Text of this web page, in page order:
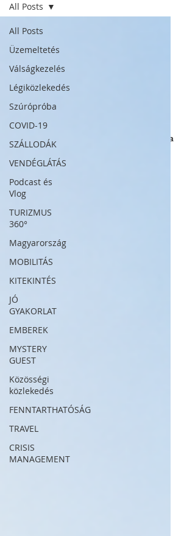
A turizmus, a szállodaipar, a mobilitás és a
vendéglátás szakértői szemmel.
All Posts
Üzemeltetés
Válságkezelés
Légiközlekedés
Szúrópróba
COVID-19
SZÁLLODÁK
VENDÉGLÁTÁS
Podcast és
Vlog
TURIZMUS
360°
Magyarország
MOBILITÁS
KITEKINTÉS
JÓ
GYAKORLAT
EMBEREK
MYSTERY
GUEST
Közösségi
közlekedés
FENNTARTHATÓSÁG
TRAVEL
CRISIS
MANAGEMENT
All Posts